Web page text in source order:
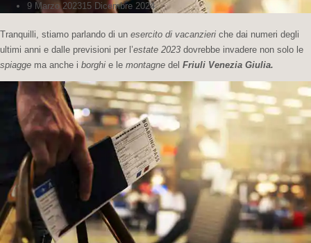
9 Marzo 202315 Dicembre 2024
Tranquilli, stiamo parlando di un esercito di vacanzieri che dai numeri degli
ultimi anni e dalle previsioni per l’estate 2023 dovrebbe invadere non solo le
spiagge ma anche i borghi e le montagne del Friuli Venezia Giulia.